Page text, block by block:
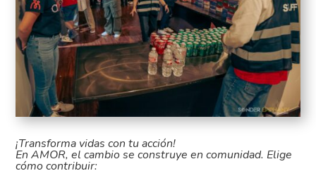
¡Transforma vidas con tu acción!
En AMOR, el cambio se construye en comunidad. Elige
cómo contribuir: